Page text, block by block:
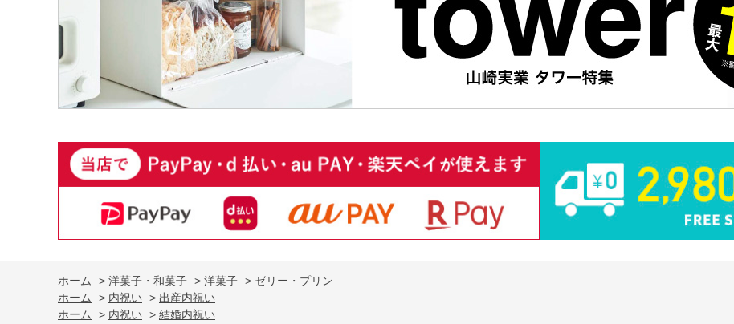
ホーム > 洋菓子・和菓子 > 洋菓子 > ゼリー・プリン
ホーム
> 内祝い > 出産内祝い
ホーム
> 内祝い > 結婚内祝い